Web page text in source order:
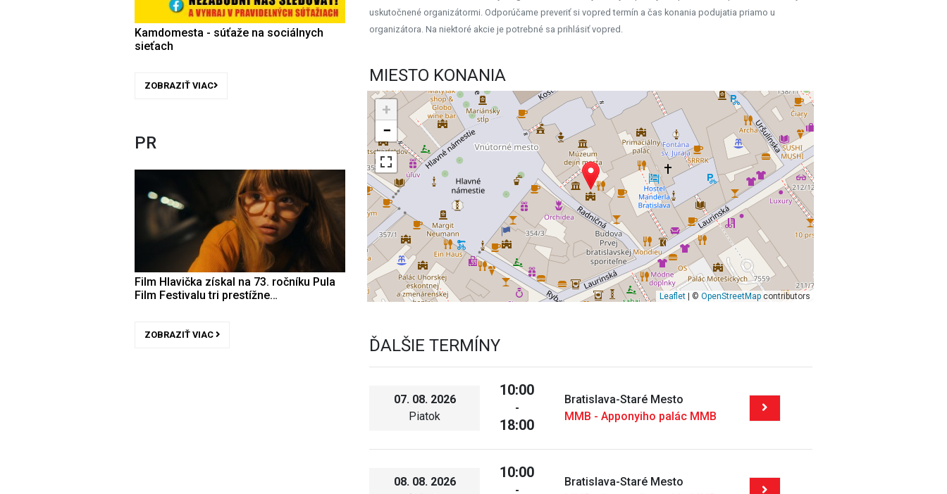
Kamdomesta - súťaže na sociálnych
sieťach
ZOBRAZIŤ VIAC
PR
Film Hlavička získal na 73. ročníku Pula
Film Festivalu tri prestížne…
ZOBRAZIŤ VIAC
uskutočnené organizátormi. Odporúčame preveriť si vopred termín a čas konania podujatia priamo u
organizátora. Na niektoré akcie je potrebné sa prihlásiť vopred.
MIESTO KONANIA
+
−
Leaflet| © OpenStreetMapcontributors
ĎALŠIE TERMÍNY
07. 08. 2026
Piatok
10:00
-
18:00
Bratislava-Staré Mesto
MMB - Apponyiho palác MMB
08. 08. 2026
10:00
-
Bratislava-Staré Mesto